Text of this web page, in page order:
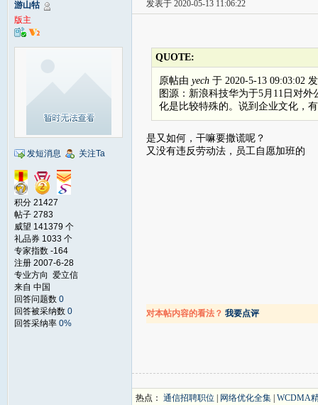
游山牯
版主
发短消息 关注Ta
积分 21427
帖子 2783
威望 141379 个
礼品券 1033 个
专家指数 -164
注册 2007-6-28
专业方向 爱立信
来自 中国
回答问题数 0
回答被采纳数 0
回答采纳率 0%
发表于 2020-05-13 11:06:22
QUOTE:
原帖由 yech 于 2020-5-13 09:03:02
图源：新浪科技华为于5月11日对
化是比较特殊的。说到企业文化，
是又如何，干嘛要撒谎呢？
又没有违反劳动法，员工自愿加班的
对本帖内容的看法？ 我要点评
热点： 通信招聘职位 网络优化全集 WCDMA